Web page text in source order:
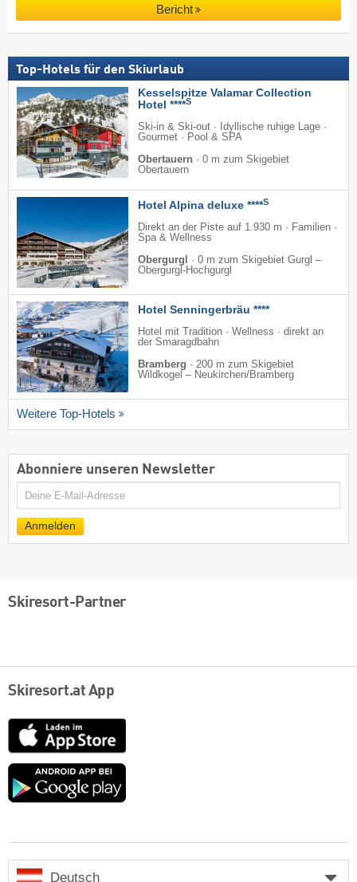
Bericht
Top-Hotels für den Skiurlaub
Kesselspitze Valamar Collection
Hotel ****S
Ski-in & Ski-out · Idyllische ruhige Lage ·
Gourmet · Pool & SPA
Obertauern · 0 m zum Skigebiet
Obertauern
Hotel Alpina deluxe ****S
Direkt an der Piste auf 1.930 m · Familien ·
Spa & Wellness
Obergurgl
· 0 m zum Skigebiet Gurgl –
Obergurgl-Hochgurgl
Hotel Senningerbräu ****
Hotel mit Tradition · Wellness · direkt an
der Smaragdbahn
Bramberg · 200 m zum Skigebiet
Wildkogel – Neukirchen/​Bramberg
Weitere Top-Hotels
Abonniere unseren Newsletter
E-
Anmelden
Skiresort-Partner
Skiresort.at App
App
Store
Google
Deutsch